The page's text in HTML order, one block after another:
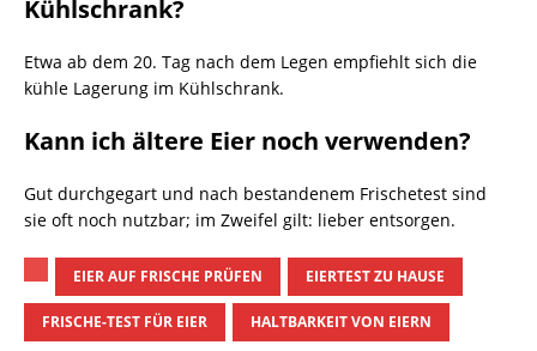
Kühlschrank?
Etwa ab dem 20. Tag nach dem Legen empfiehlt sich die
kühle Lagerung im Kühlschrank.
Kann ich ältere Eier noch verwenden?
Gut durchgegart und nach bestandenem Frischetest sind
sie oft noch nutzbar; im Zweifel gilt: lieber entsorgen.
EIER AUF FRISCHE PRÜFEN EIERTEST ZU HAUSE
FRISCHE-TEST FÜR EIER HALTBARKEIT VON EIERN